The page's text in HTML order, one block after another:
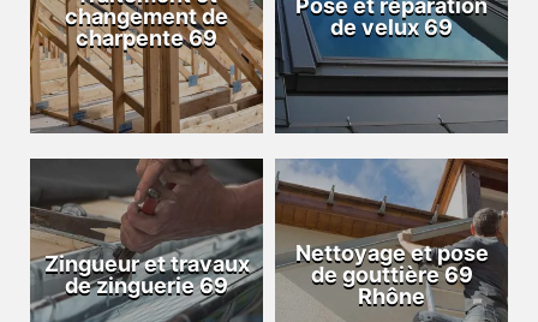
changement de
charpente 69
Pose et réparation
de velux 69
Zingueur et travaux
de zinguerie 69
Nettoyage et pose
de gouttière 69
Rhône